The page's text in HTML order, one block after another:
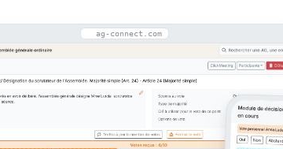
ag-connect.com